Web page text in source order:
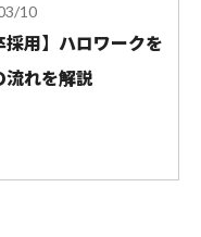
10
採用】ハロワークを
流れを解説